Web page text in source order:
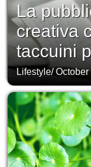
La
creativa
taccuini
Lifestyle/October